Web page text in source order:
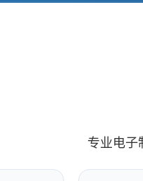
专业电子